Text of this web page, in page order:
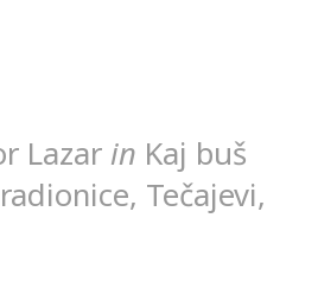
Lazar in Kaj buš
Tečajevi,